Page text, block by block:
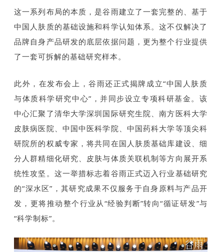
这一系列布局的本质，是谷雨建立了一套完整的、基于
中国人肤质的基础设施和科学认知体系。这不仅解决了
品牌自身产品研发的底层依据问题，更为整个行业提供
了一套可拆解的基础研究样本。
此外，在发布会上，谷雨还正式揭牌成立“中国人肤质
与体质科学研究中心”，并同步设立专项科研基金。该
中心汇聚了清华大学深圳国际研究生院、南方医科大学
皮肤病医院、中国中医科学院、中国药科大学等顶尖科
研院所的权威专家，将共同在国人肤质基础库建设、细
分人群精细化研究、皮肤与体质关联机制等方向展开系
统性攻坚。这一举措标志着谷雨正式迈入行业基础研究
的“深水区”，其研究成果不仅服务于自身原料与产品开
发，更将推动整个行业从“经验判断”转向“循证研发”与
“科学制标”。